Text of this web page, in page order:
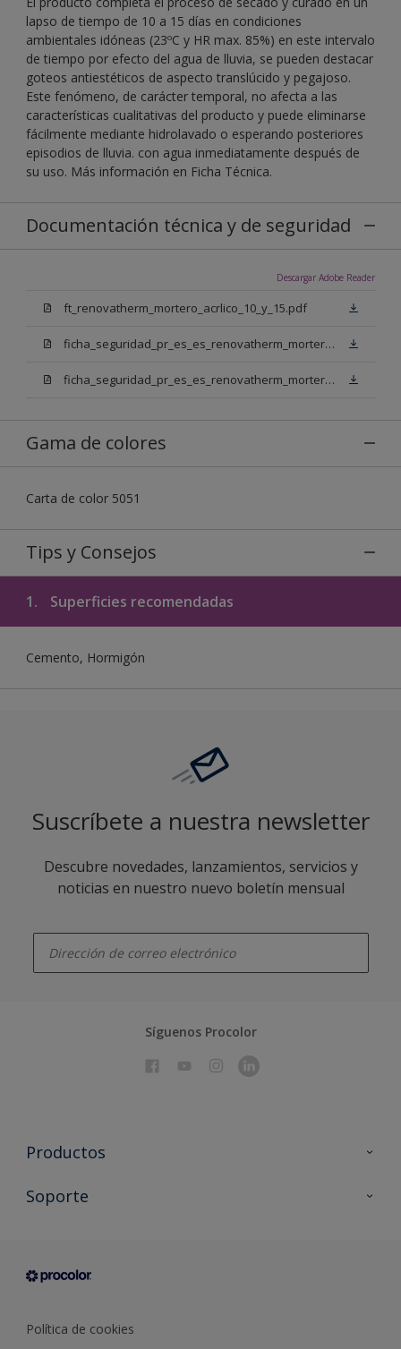
lapso de tiempo de 10 a 15 días en condiciones
ambientales idóneas (23ºC y HR max. 85%) en este intervalo
de tiempo por efecto del agua de lluvia, se pueden destacar
goteos antiestéticos de aspecto translúcido y pegajoso.
Este fenómeno, de carácter temporal, no afecta a las
características cualitativas del producto y puede eliminarse
fácilmente mediante hidrolavado o esperando posteriores
episodios de lluvia. con agua inmediatamente después de
su uso. Más información en Ficha Técnica.
Documentación técnica y de seguridad
Descargar Adobe Reader
ft_renovatherm_mortero_acrlico_10_y_15.pdf
ficha_seguridad_pr_es_es_renovatherm_mortero_acrilico_10_bn.pdf
ficha_seguridad_pr_es_es_renovatherm_mortero_acrilico_10_bb.pdf
Gama de colores
Carta de color 5051
Tips y Consejos
1. Superficies recomendadas
Cemento, Hormigón
Suscríbete a nuestra newsletter
Descubre novedades, lanzamientos, servicios y
noticias en nuestro nuevo boletín mensual
Síguenos Procolor
Productos
Todos los productos
Condiciones generales de venta
Soporte
Sobre Procolor
Política de cookies